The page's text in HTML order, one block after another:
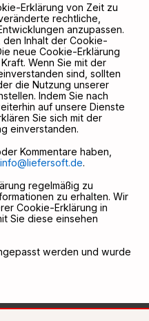
Erklärung von Zeit zu
rechtliche,
anzupassen.
den Inhalt der Cookie-
neue Cookie-Erklärung
Wenn Sie mit der
sind, sollten
die Nutzung unserer
Indem Sie nach
auf unsere Dienste
Sie sich mit der
einverstanden.
Kommentare haben,
info@liefersoft.de.
regelmäßig zu
zu erhalten. Wir
Cookie-Erklärung in
Sie diese einsehen
werden und wurde